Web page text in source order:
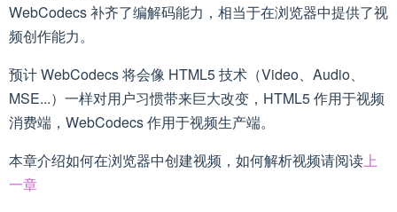
WebCodecs 补齐了编解码能力，相当于在浏览器中提供了视
频创作能力。
预计 WebCodecs 将会像 HTML5 技术（Video、Audio、
MSE...）一样对用户习惯带来巨大改变，HTML5 作用于视频
消费端，WebCodecs 作用于视频生产端。
本章介绍如何在浏览器中创建视频，如何解析视频请阅读上
一章